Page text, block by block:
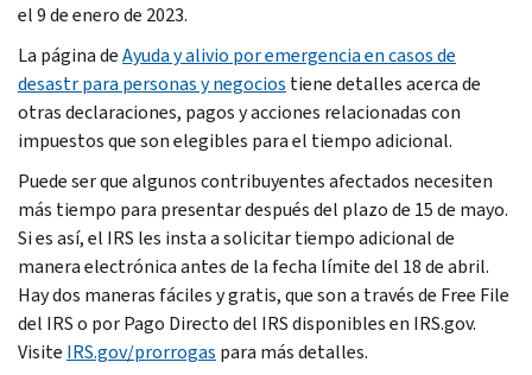
el 9 de enero de 2023.
La página deAyuda y alivio por emergencia en casos de
desastr para personas y negocios tiene detalles acerca de
otras declaraciones, pagos y acciones relacionadas con
impuestos que son elegibles para el tiempo adicional.
Puede ser que algunos contribuyentes afectados necesiten
más tiempo para presentar después del plazo de 15 de mayo.
Si es así, el IRS les insta a solicitar tiempo adicional de
manera electrónica antes de la fecha límite del 18 de abril.
Hay dos maneras fáciles y gratis, que son a través de Free File
del IRS o por Pago Directo del IRS disponibles en IRS.gov.
Visite IRS.gov/prorrogas para más detalles.